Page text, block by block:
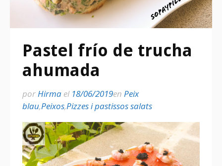
Pastel frío de trucha
ahumada
porHirma el 18/06/2019en Peix
blau,Peixos,Pizzes i pastissos salats